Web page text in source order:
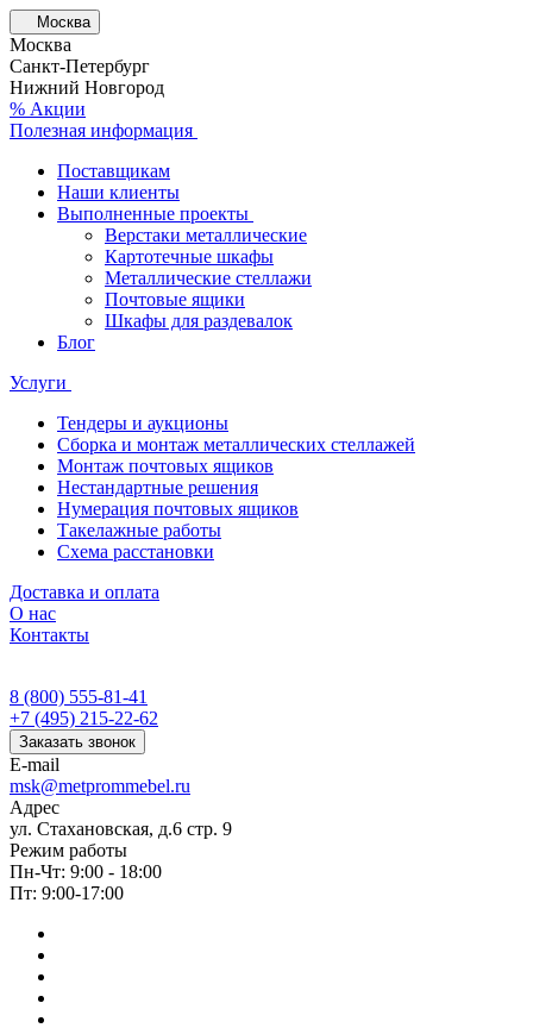
Москва
Москва
Санкт-Петербург
Нижний Новгород
% Акции
Полезная информация
Поставщикам
Наши клиенты
Выполненные проекты
Верстаки металлические
Картотечные шкафы
Металлические стеллажи
Почтовые ящики
Шкафы для раздевалок
Блог
Услуги
Тендеры и аукционы
Сборка и монтаж металлических стеллажей
Монтаж почтовых ящиков
Нестандартные решения
Нумерация почтовых ящиков
Такелажные работы
Схема расстановки
Доставка и оплата
О нас
Контакты
8 (800) 555-81-41
+7 (495) 215-22-62
Заказать звонок
E-mail
msk@metprommebel.ru
Адрес
ул. Стахановская, д.6 стр. 9
Режим работы
Пн-Чт: 9:00 - 18:00
Пт: 9:00-17:00